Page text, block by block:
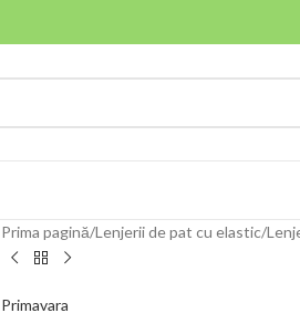
Prima pagină Lenjerii de pat cu elastic
Primavara